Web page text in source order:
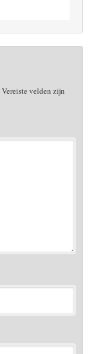
Vereiste velden zijn